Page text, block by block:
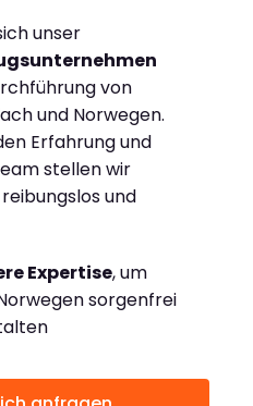
unser
von
und Norwegen.
Erfahrung und
stellen wir
und
Expertise, um
sorgenfrei